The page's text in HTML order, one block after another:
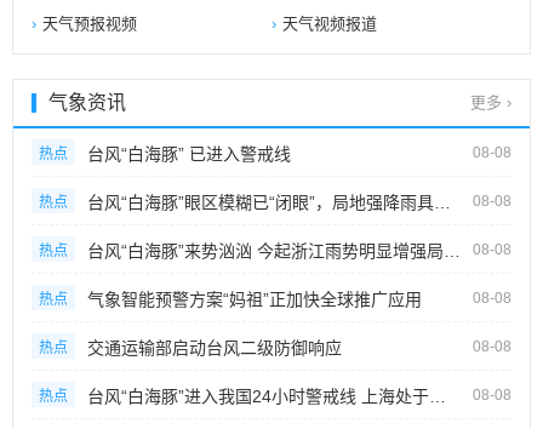
天气预报视频 天气视频报道
气象资讯 更多 ›
热点 台风“白海豚” 已进入警戒线 08-08
热点 08-08
热点 08-08
热点 气象智能预警方案“妈祖”正加快全球推广应用 08-08
热点 交通运输部启动台风二级防御响应 08-08
热点 08-08